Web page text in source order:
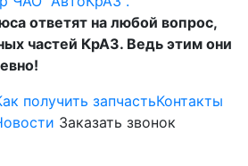
ответят на любой вопрос,
частей КрАЗ. Ведь этим они
получить запчастьКонтакты
Заказать звонок